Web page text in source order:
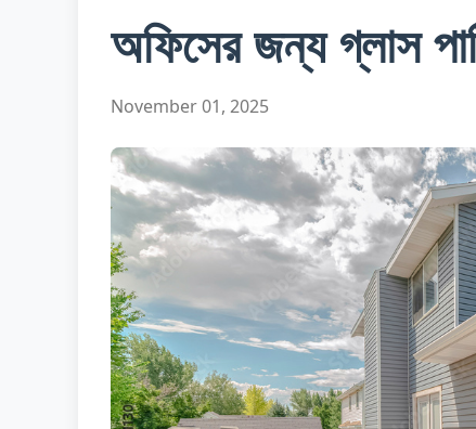
অফিসের জন্য গ্লাস
November 01, 2025